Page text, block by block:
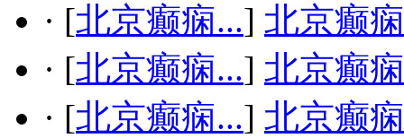
· [北京癫痫...] 北京癫
· [北京癫痫...] 北京癫
· [北京癫痫...] 北京癫